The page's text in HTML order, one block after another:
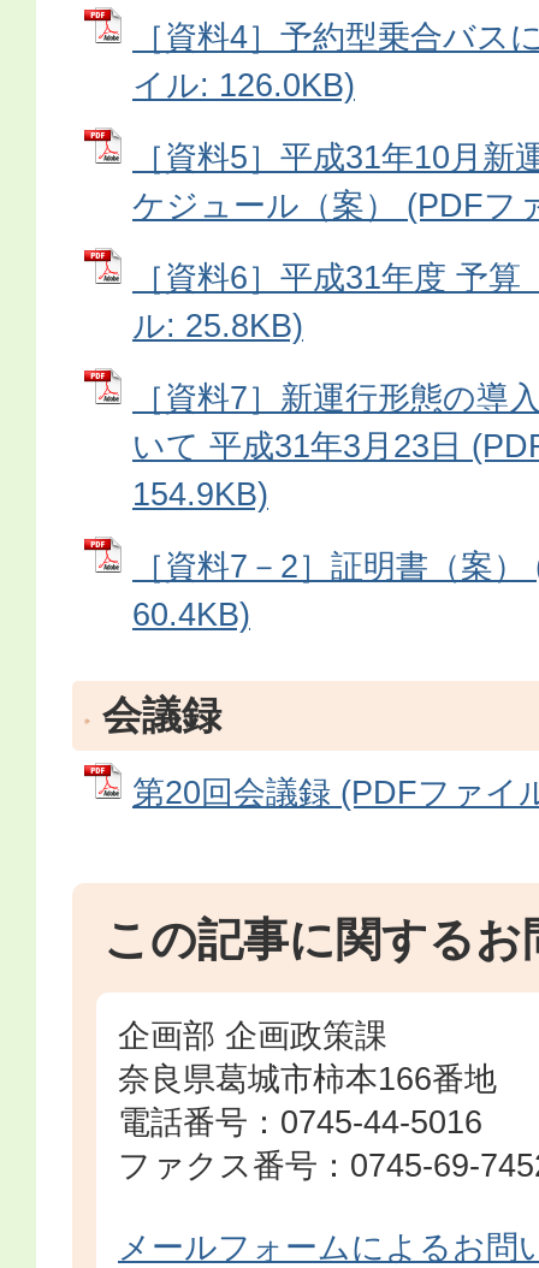
［資料4］予約型乗合バス
イル: 126.0KB)
［資料5］平成31年10月
ケジュール（案） (PDFフ
［資料6］平成31年度 予
ル: 25.8KB)
［資料7］新運行形態の導
いて 平成31年3月23日
154.9KB)
［資料7－2］証明書（案
60.4KB)
会議録
第20回会議録 (PDFファイ
この記事に関するお
企画部 企画政策課
奈良県葛城市柿本166番地
電話番号：0745-44-5016
ファクス番号：0745-69-
メールフォームによるお問